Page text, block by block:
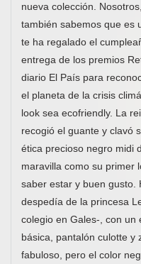
nueva colección.
también sabemos que es
te ha regalado el
entrega de los premios
diario El País para
el planeta de la crisis
look sea ecofriendly. La
recogió el guante y clavó
ética precioso negro midi
maravilla como su primer
saber estar y buen gusto.
despedía de la princesa
colegio en Gales-, con un
básica, pantalón culotte y
fabuloso, pero el color